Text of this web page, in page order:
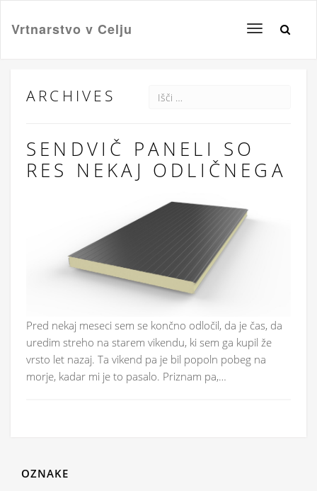
Toggle
Vrtnarstvo v Celju
ARCHIVES
SENDVIČ PANELI SO
RES NEKAJ ODLIČNEGA
Pred nekaj meseci sem se končno odločil, da je čas, da
uredim streho na starem vikendu, ki sem ga kupil že
vrsto let nazaj. Ta vikend pa je bil popoln pobeg na
morje, kadar mi je to pasalo. Priznam pa,…
OZNAKE